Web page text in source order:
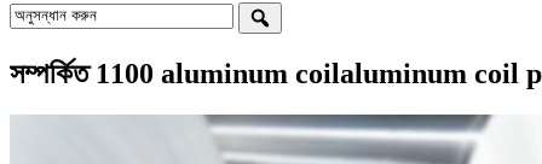
সম্পর্কিত 1100 aluminum coilaluminum coil